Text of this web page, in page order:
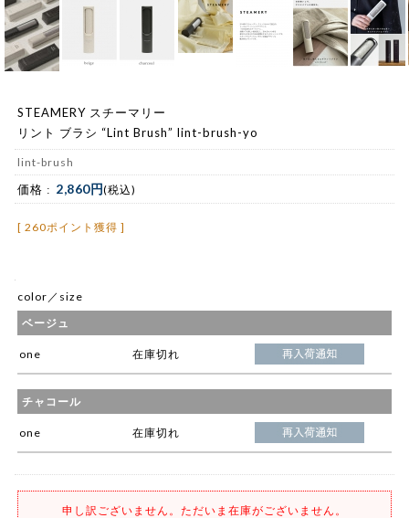
STEAMERY スチーマリー
リント ブラシ “Lint Brush” lint-brush-yo
lint-brush
価格 : 2,860円(税込)
[ 260ポイント獲得 ]
color／size
ベージュ
one 在庫切れ
チャコール
one 在庫切れ
申し訳ございません。ただいま在庫がございません。